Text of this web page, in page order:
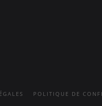
POLITIQUE DE